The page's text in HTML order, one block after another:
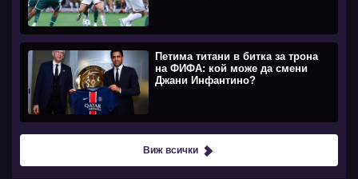
Петима титани в битка за трона
на ФИФА: кой може да смени
Джани Инфантино?
Виж всички